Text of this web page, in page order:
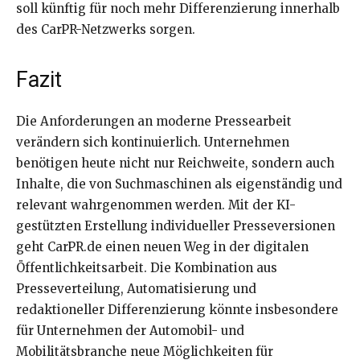
soll künftig für noch mehr Differenzierung innerhalb
des CarPR-Netzwerks sorgen.
Fazit
Die Anforderungen an moderne Pressearbeit
verändern sich kontinuierlich. Unternehmen
benötigen heute nicht nur Reichweite, sondern auch
Inhalte, die von Suchmaschinen als eigenständig und
relevant wahrgenommen werden. Mit der KI-
gestützten Erstellung individueller Presseversionen
geht CarPR.de einen neuen Weg in der digitalen
Öffentlichkeitsarbeit. Die Kombination aus
Presseverteilung, Automatisierung und
redaktioneller Differenzierung könnte insbesondere
für Unternehmen der Automobil- und
Mobilitätsbranche neue Möglichkeiten für